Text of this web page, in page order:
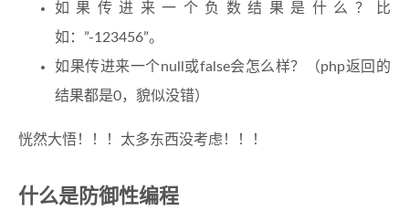
如果传进来一个负数结果是什么？比
如：”-123456”。
如果传进来一个null或false会怎么样？（php返回的
结果都是0，貌似没错）
恍然大悟！！！太多东西没考虑！！！
什么是防御性编程